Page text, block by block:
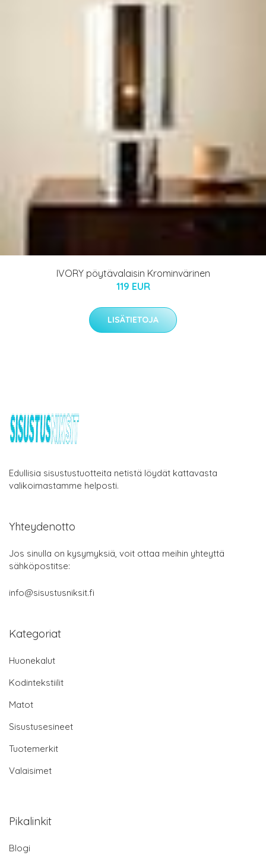
IVORY pöytävalaisin Krominvärinen
119 EUR
LISÄTIETOJA
Edullisia sisustustuotteita netistä löydät kattavasta
valikoimastamme helposti.
Yhteydenotto
Jos sinulla on kysymyksiä, voit ottaa meihin yhteyttä
sähköpostitse:
info@sisustusniksit.fi
Kategoriat
Huonekalut
Kodintekstiilit
Matot
Sisustusesineet
Tuotemerkit
Valaisimet
Pikalinkit
Blogi